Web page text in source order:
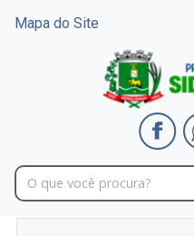
Mapa do Site